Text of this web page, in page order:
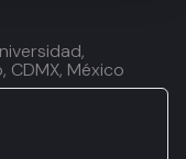
México